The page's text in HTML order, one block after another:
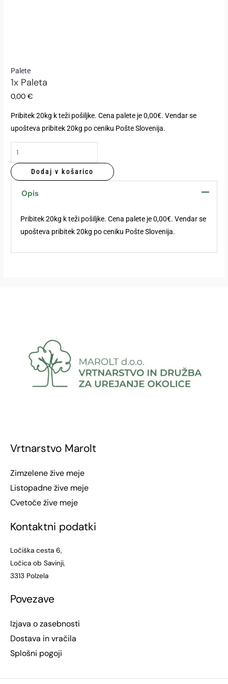
Palete
1x Paleta
0,00€
Pribitek 20kg k teži pošiljke. Cena palete je 0,00€. Vendar se
upošteva pribitek 20kg po ceniku Pošte Slovenija.
1x
Paleta
količina
Dodaj v košarico
Opis
Pribitek 20kg k teži pošiljke. Cena palete je 0,00€. Vendar se
upošteva pribitek 20kg po ceniku Pošte Slovenija.
Vrtnarstvo Marolt
Zimzelene žive meje
Listopadne žive meje
Cvetoče žive meje
Kontaktni podatki
Ločiška cesta 6,
Ločica ob Savinji,
3313 Polzela
Povezave
Izjava o zasebnosti
Dostava in vračila
Splošni pogoji